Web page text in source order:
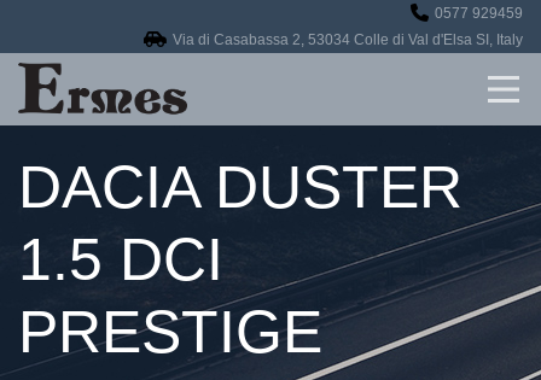
0577 929459
Via di Casabassa 2, 53034 Colle di Val d'Elsa SI, Italy
Revisioni
Officina
DACIA DUSTER
1.5 DCI
PRESTIGE